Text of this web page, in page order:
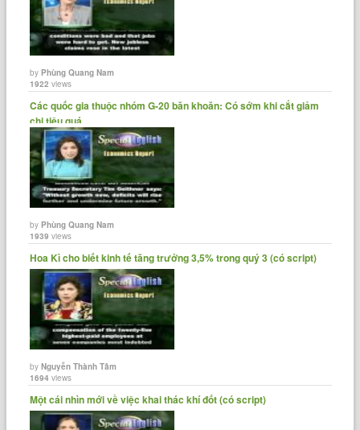
byPhùng Quang Nam
1922 views
Các quốc gia thuộc nhóm G-20 băn khoăn: Có sớm khi cắt giảm
chi tiêu quá......
byPhùng Quang Nam
1939 views
Hoa Kì cho biết kinh tế tăng trưởng 3,5% trong quý 3 (có script)
byNguyễn Thành Tâm
1694 views
Một cái nhìn mới về việc khai thác khí đốt (có script)